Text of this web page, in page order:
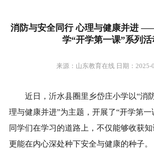
消防与安全同行 心理与健康并进
学“开学第一课”系列活
来源：山东教育在线 日期：2025-
近日，沂水县圈里乡岱庄小学以“消
理与健康并进”为主题，开展了“开学第一
同学们在学习的道路上，不仅能够收获知
更能在内心深处种下安全与健康的种子。